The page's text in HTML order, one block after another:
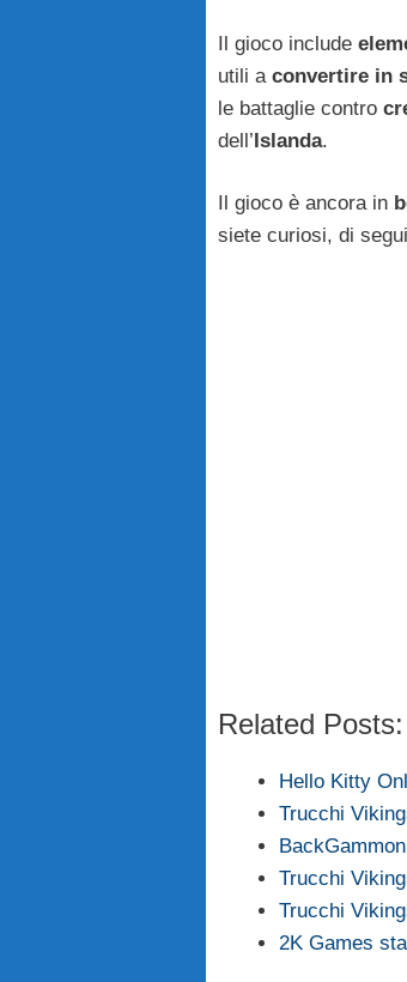
Il gioco include
utili a convertire in
le battaglie contro
dell’Islanda.
Il gioco è ancora in
siete curiosi, di
Related Posts:
Hello Kitty
Trucchi
Trucchi
Trucchi
2K Games